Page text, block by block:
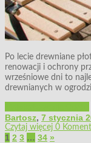
Po lecie drewniane
renowacji i ochrony
wrześniowe dni to
drewnianych w
Bartosz, 7 stycznia
Czytaj więcej 0
1 2 3 … 34 »